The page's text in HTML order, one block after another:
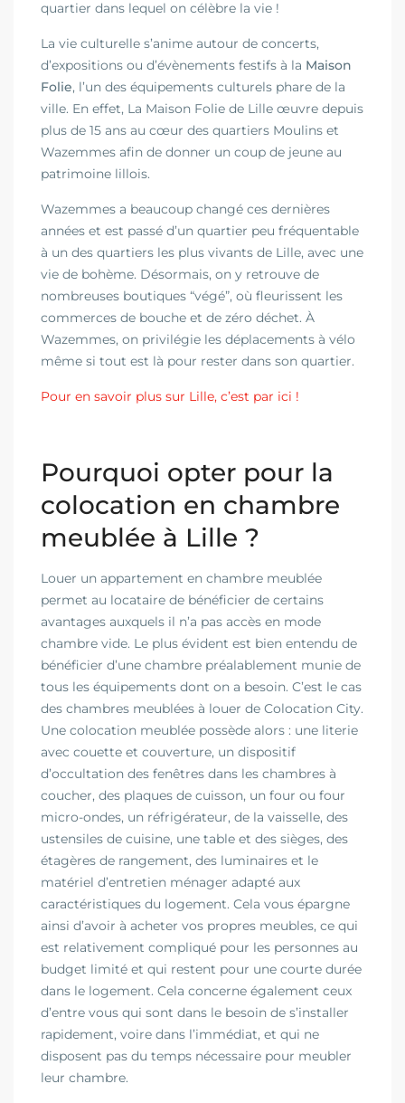
quartier dans lequel on célèbre la vie !
La vie culturelle s’anime autour de concerts,
d’expositions ou d’évènements festifs à la Maison
Folie, l’un des équipements culturels phare de la
ville. En effet, La Maison Folie de Lille œuvre depuis
plus de 15 ans au cœur des quartiers Moulins et
Wazemmes afin de donner un coup de jeune au
patrimoine lillois.
Wazemmes a beaucoup changé ces dernières
années et est passé d’un quartier peu fréquentable
à un des quartiers les plus vivants de Lille, avec une
vie de bohème. Désormais, on y retrouve de
nombreuses boutiques “végé”, où fleurissent les
commerces de bouche et de zéro déchet. À
Wazemmes, on privilégie les déplacements à vélo
même si tout est là pour rester dans son quartier.
Pour en savoir plus sur Lille, c’est par ici !
Pourquoi opter pour la
colocation en chambre
meublée à Lille ?
Louer un appartement en chambre meublée
permet au locataire de bénéficier de certains
avantages auxquels il n’a pas accès en mode
chambre vide. Le plus évident est bien entendu de
bénéficier d’une chambre préalablement munie de
tous les équipements dont on a besoin. C’est le cas
des chambres meublées à louer de Colocation City.
Une colocation meublée possède alors : une literie
avec couette et couverture, un dispositif
d’occultation des fenêtres dans les chambres à
coucher, des plaques de cuisson, un four ou four
micro-ondes, un réfrigérateur, de la vaisselle, des
ustensiles de cuisine, une table et des sièges, des
étagères de rangement, des luminaires et le
matériel d’entretien ménager adapté aux
caractéristiques du logement. Cela vous épargne
ainsi d’avoir à acheter vos propres meubles, ce qui
est relativement compliqué pour les personnes au
budget limité et qui restent pour une courte durée
dans le logement. Cela concerne également ceux
d’entre vous qui sont dans le besoin de s’installer
rapidement, voire dans l’immédiat, et qui ne
disposent pas du temps nécessaire pour meubler
leur chambre.